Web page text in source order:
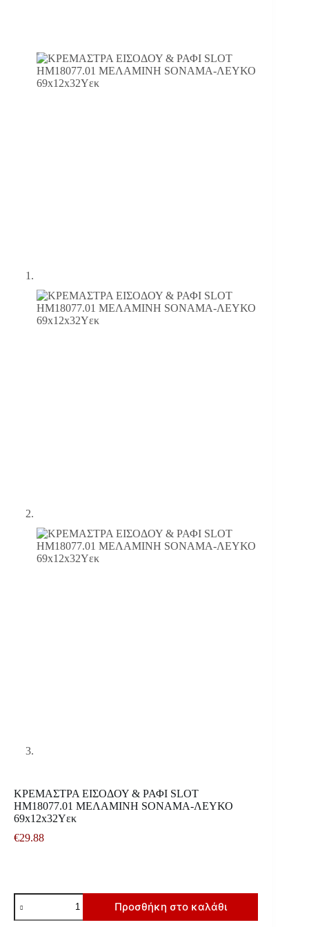
ΚΡΕΜΑΣΤΡΑ ΕΙΣΟΔΟΥ & ΡΑΦΙ SLOT
HM18077.01 ΜΕΛΑΜΙΝΗ SONAMA-ΛΕΥΚΟ
69x12x32Υεκ
€29.88
ΚΡΕΜΑΣΤΡΑ
ΕΙΣΟΔΟΥ
&
Προσθήκη στο καλάθι